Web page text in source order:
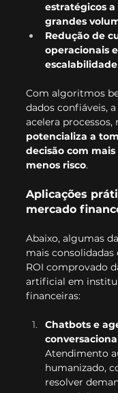
estratégicos
grandes
Redução de
operacionais
escalabilidade
Com algoritmos
dados confiáveis,
acelera processos,
potencializa a
decisão com mais
menos risco.
Aplicações
mercado
Abaixo, algumas
mais
ROI comprovado
artificial em
financeiras:
Chatbots e
Atendimento
humanizado,
resolver